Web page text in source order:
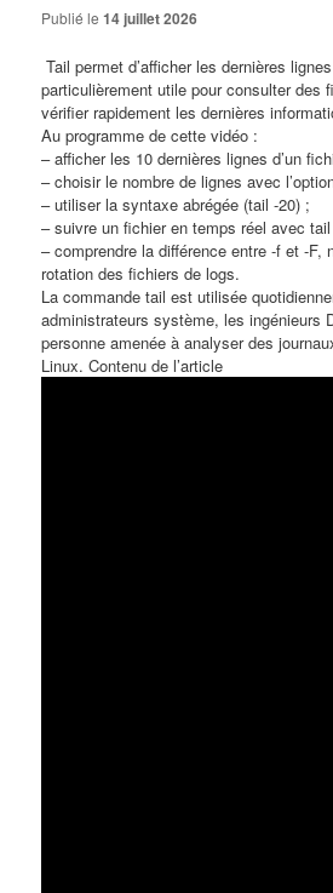
Publié le14 juillet 2026
Tail permet d’afficher les dernières
particulièrement utile pour consulter des
vérifier rapidement les dernières
Au programme de cette vidéo :
– afficher les 10 dernières lignes d’un
– choisir le nombre de lignes avec
– utiliser la syntaxe abrégée (tail -20) ;
– suivre un fichier en temps réel avec
– comprendre la différence entre -f et -F,
rotation des fichiers de logs.
La commande tail est utilisée
administrateurs système, les ingénieurs
personne amenée à analyser des
Linux. Contenu de l’article